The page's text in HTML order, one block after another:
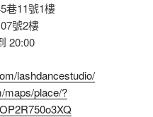
巷11號1樓
號2樓
20:00
lashdancestudio/
maps/place/?